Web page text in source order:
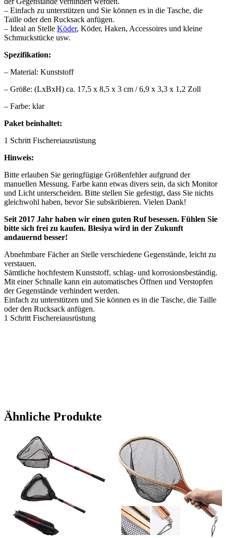
– Einfach zu unterstützen und Sie können es in die Tasche, die
Taille oder den Rucksack anfügen.
– Ideal an Stelle Köder, Köder, Haken, Accessoires und kleine
Schmuckstücke usw.
Spezifikation:
– Material: Kunststoff
– Größe: (LxBxH) ca. 17,5 x 8,5 x 3 cm / 6,9 x 3,3 x 1,2 Zoll
– Farbe: klar
Paket beinhaltet:
1 Schritt Fischereiausrüstung
Hinweis:
Bitte erlauben Sie geringfügige Größenfehler aufgrund der
manuellen Messung. Farbe kann etwas divers sein, da sich Monitor
und Licht unterscheiden. Bitte stellen Sie gefestigt, dass Sie nichts
gleichwohl haben, bevor Sie subskribieren. Vielen Dank!
Seit 2017 Jahr haben wir einen guten Ruf besessen. Fühlen Sie
bitte sich frei zu kaufen. Blesiya wird in der Zukunft
andauernd besser!
Abnehmbare Fächer an Stelle verschiedene Gegenstände, leicht zu
verstauen.
Sämtliche hochfestem Kunststoff, schlag- und korrosionsbeständig.
Mit einer Schnalle kann ein automatisches Öffnen und Verstopfen
der Gegenstände verhindert werden.
Einfach zu unterstützen und Sie können es in die Tasche, die Taille
oder den Rucksack anfügen.
1 Schritt Fischereiausrüstung
Ähnliche Produkte